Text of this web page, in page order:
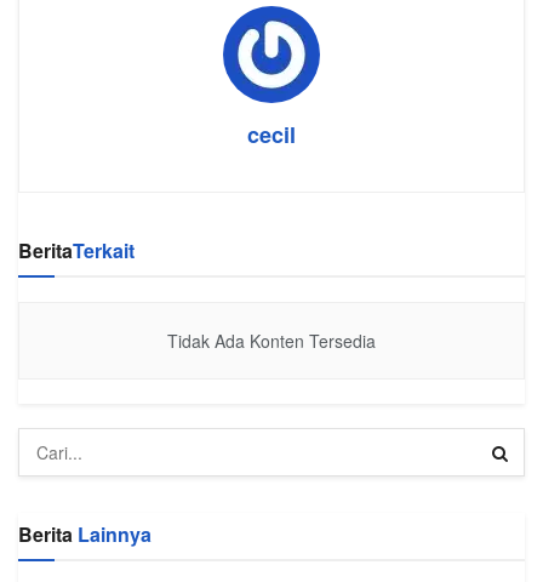
cecil
BeritaTerkait
Tidak Ada Konten Tersedia
Berita Lainnya